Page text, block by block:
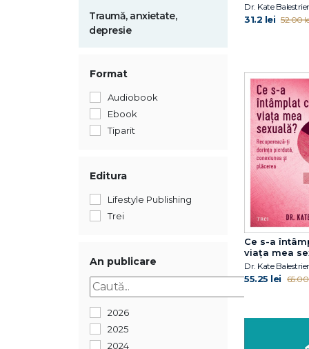
Traumă, anxietate,
depresie
Format
Audiobook
Ebook
Tiparit
Editura
Lifestyle Publishing
Trei
An publicare
2026
2025
2024
Dr. Kate
31.2 lei 52.00
Ce s-a
viața mea
Dr. Kate
55.25 lei 65.00